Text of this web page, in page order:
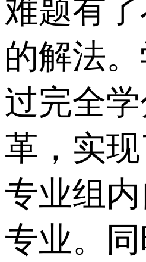
难题有
的解法
过完全
革，实
专业组
专业。